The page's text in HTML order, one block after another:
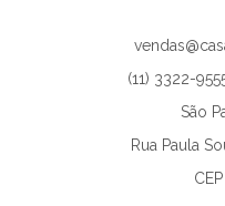
(11) 3322-
São
Rua Paula